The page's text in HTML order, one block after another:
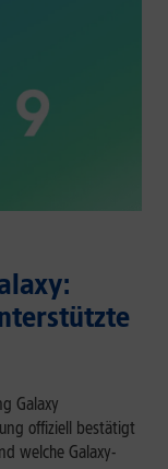
Galaxy
offiziell bestätigt
welche Galaxy-